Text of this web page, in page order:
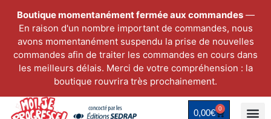
Boutique momentanément fermée aux commandes—
En raison d'un nombre important de commandes, nous
avons momentanément suspendu la prise de nouvelles
commandes afin de traiter les commandes en cours dans
les meilleurs délais. Merci de votre compréhension : la
boutique rouvrira très prochainement.
0,00€ 0